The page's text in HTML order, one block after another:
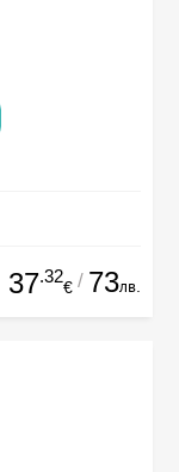
37.32
€ / 73лв.